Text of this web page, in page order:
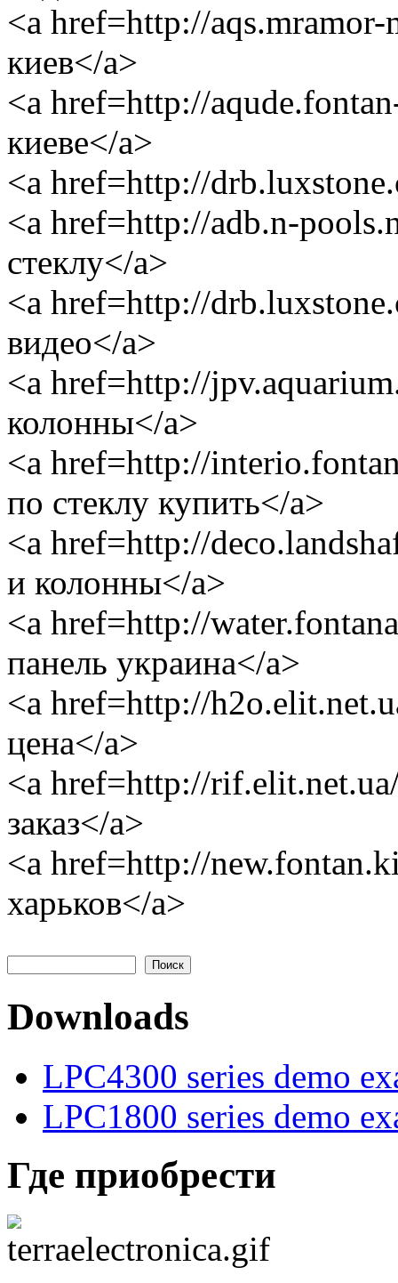
<a href=http://aqs.mramor-
киев</a>
<a href=http://
киеве</a>
<a href=http://
<a href=http://adb.n-
стеклу</a>
<a href=http://
видео</a>
<a href=http://
колонны</a>
<a href=http://
по стеклу купить</a>
<a href=http://
и колонны</a>
<a href=http://
панель украина</a>
<a href=http://
цена</a>
<a href=http://
заказ</a>
<a href=http://
харьков</a>
Форма поиска
Downloads
LPC4300 series demo
LPC1800 series demo
Где приобрести